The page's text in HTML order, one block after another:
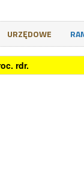
URZĘDOWE